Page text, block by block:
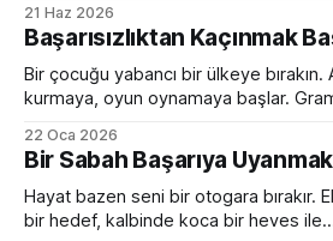
toplantı odasında ilginç bir dönüşüm
sakin olan yönetici sesini yükseltiyor.
lideri
21 Haz 2026
Başarısızlıktan Kaçınmak
Bir çocuğu yabancı bir ülkeye bırakın.
kurmaya, oyun oynamaya başlar.
kurar. Ama devam eder. Birkaç ay
oradaymış gibi sohbet etmeye başlar. Peki bir yetişkini aynı
ortama bırakırsanız? Kelimeleri,
bilse de
22 Oca 2026
Bir Sabah Başarıya
Hayat bazen seni bir otogara bırakır.
bir hedef, kalbinde koca bir heves